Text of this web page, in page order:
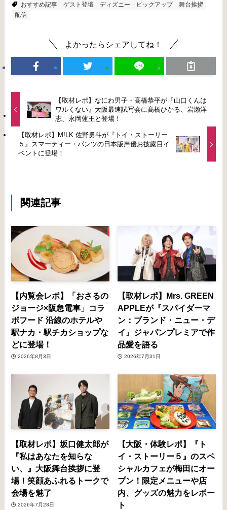
おすすめ記事
ゲスト登壇 ディズニー ピックアップ
舞台挨拶
配信
よかったらシェアしてね！
【取材レポ】なにわ男子・高橋恭平が『山口くんは
ワルくない』大阪最速試写会に髙橋ひかる、岩瀬洋
志、永岡蓮王と登場！
【取材レポ】M!LK 佐野勇斗が『トイ・ストーリー
５』スマーティー・パンツの日本版声優お披露目イ
ベントに登場！
関連記事
【内覧会レポ】「おさるの
ジョージ×阪急電車」コラ
ボフード 沿線のホテルや
駅ナカ・駅チカショップな
どに登場！
2026年8月3日
【取材レポ】Mrs. GREEN
APPLEが『スパイダーマ
ン：ブランド・ニュー・デ
イ』ジャパンプレミアで作
品愛を語る
2026年7月31日
【取材レポ】坂口健太郎が
『私はあなたを知らな
い、』大阪舞台挨拶に登
場！笑顔あふれるトークで
会場を魅了
2026年7月28日
【大阪・体験レポ】『ト
イ・ストーリー５』のスペ
シャルカフェが梅田にオー
プン！限定メニューや店
内、グッズの魅力をレポー
ト